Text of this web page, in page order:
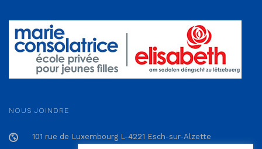
NOUS JOINDRE
101 rue de Luxembourg L-4221 Esch-sur-Alzette